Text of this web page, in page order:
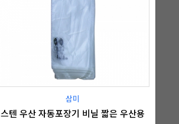
삼미
스텐 우산 자동포장기 비닐 짧은 우산용